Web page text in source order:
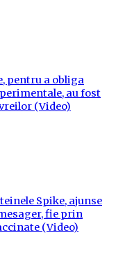
pentru a obliga
au fost
(Video)
Spike, ajunse
fie prin
(Video)